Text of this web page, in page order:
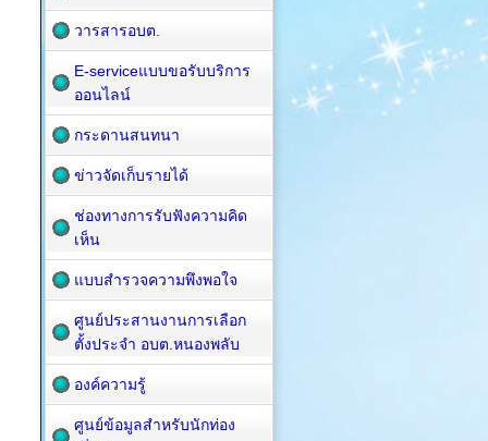
วารสารอบต.
E-serviceแบบขอรับบริการ
ออนไลน์
กระดานสนทนา
ข่าวจัดเก็บรายได้
ช่องทางการรับฟังความคิด
เห็น
แบบสำรวจความพึงพอใจ
ศูนย์ประสานงานการเลือก
ตั้งประจำ อบต.หนองพลับ
องค์ความรู้
ศูนย์ข้อมูลสำหรับนักท่อง